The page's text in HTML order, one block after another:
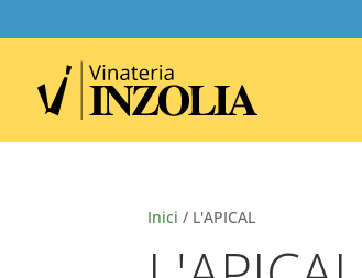
Inici / L'APICAL